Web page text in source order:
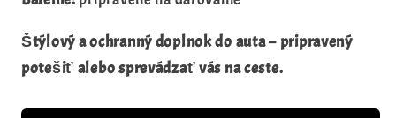
Štýlový a ochranný doplnok do auta – pripravený
potešiť alebo sprevádzať vás na ceste.